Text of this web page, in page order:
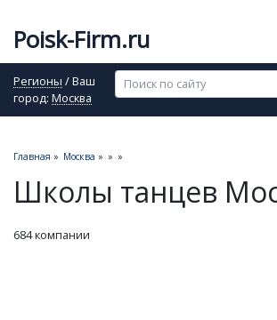
Poisk-Firm.ru
Регионы / Ваш
город: Москва
Главная » Москва » » »
Школы танцев
684 компании